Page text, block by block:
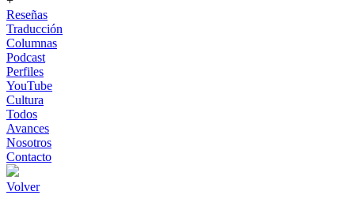
Reseñas
Traducción
Columnas
Podcast
Perfiles
YouTube
Cultura
Todos
Avances
Nosotros
Contacto
Volver